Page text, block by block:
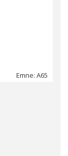
Emne: A65